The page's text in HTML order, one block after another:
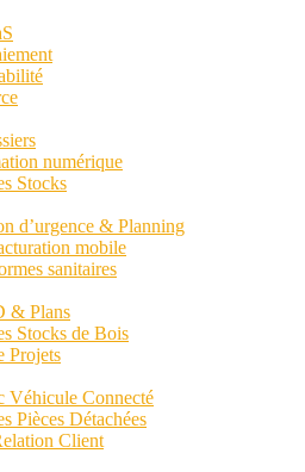
numérique
Stocks
d’urgence & Planning
mobile
sanitaires
& Plans
Stocks de Bois
Projets
Véhicule Connecté
Pièces Détachées
Client